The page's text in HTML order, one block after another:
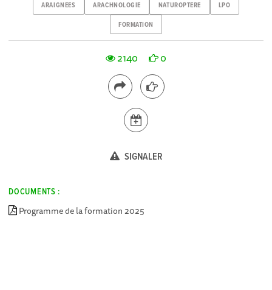
ARAIGNEES ARACHNOLOGIE NATUROPTERE LPO
FORMATION
2140 0
SIGNALER
DOCUMENTS :
Programme de la formation 2025